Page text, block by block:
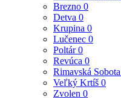
Brezno 0
Detva 0
Krupina 0
Lučenec 0
Poltár0
Revúca 0
Rimavská Sobota
Veľký Krtíš 0
Zvolen 0